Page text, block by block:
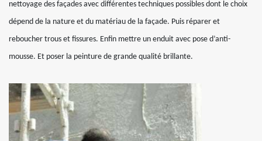
nettoyage des façades avec différentes techniques possibles dont le choix
dépend de la nature et du matériau de la façade. Puis réparer et
reboucher trous et fissures. Enfin mettre un enduit avec pose d’anti-
mousse. Et poser la peinture de grande qualité brillante.